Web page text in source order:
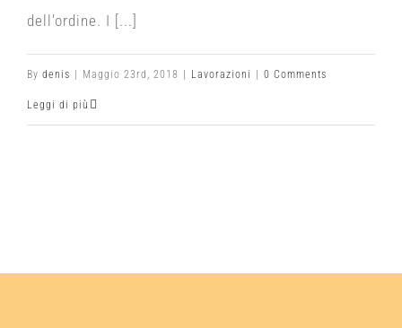
dell’ordine. I [...]
By denis | Maggio 23rd, 2018 | Lavorazioni | 0 Comments
Leggi di più